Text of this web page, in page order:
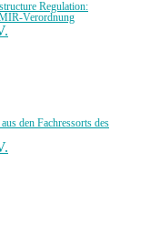
Regulation:
Verordnung
den Fachressorts des